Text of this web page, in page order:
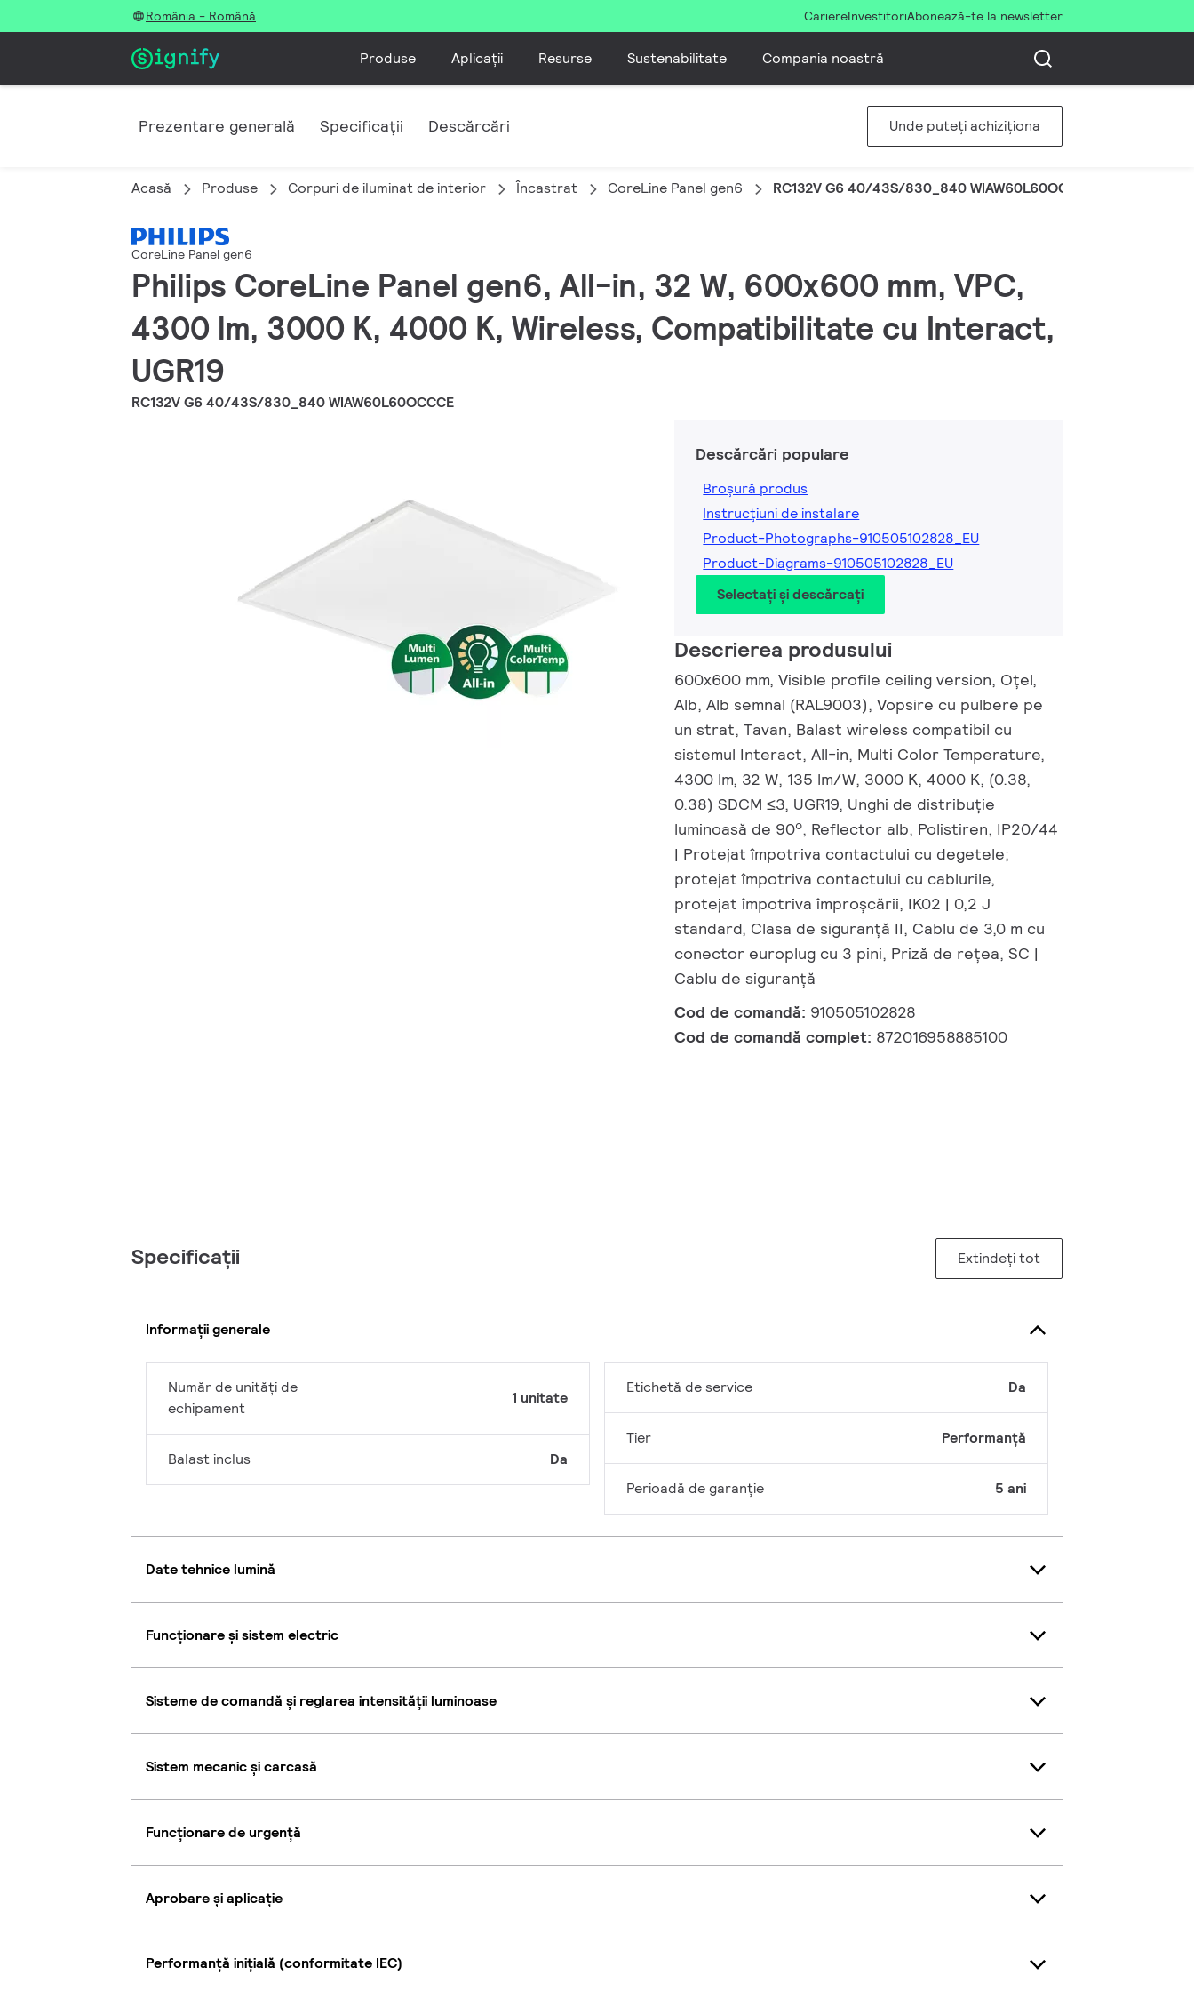
România - Română CariereInvestitoriAbonează-te la newsletter
Produse Aplicații Resurse Sustenabilitate Compania noastră
Prezentare generală Specificații Descărcări Unde puteți achiziționa
Acasă Produse Corpuri de iluminat de interior Încastrat CoreLine Panel gen6 RC132V G6 40/43S/830_840 WIAW60L60OCCCE
CoreLine Panel gen6
Philips CoreLine Panel gen6, All-in, 32 W, 600x600 mm, VPC,
4300 lm, 3000 K, 4000 K, Wireless, Compatibilitate cu Interact,
UGR19
RC132V G6 40/43S/830_840 WIAW60L60OCCCE
Descărcări populare
Broșură produs
Instrucțiuni de instalare
Product-Photographs-910505102828_EU
Product-Diagrams-910505102828_EU
Selectați și descărcați
Descrierea produsului
600x600 mm, Visible profile ceiling version, Oțel,
Alb, Alb semnal (RAL9003), Vopsire cu pulbere pe
un strat, Tavan, Balast wireless compatibil cu
sistemul Interact, All-in, Multi Color Temperature,
4300 lm, 32 W, 135 lm/W, 3000 K, 4000 K, (0.38,
0.38) SDCM ≤3, UGR19, Unghi de distribuție
luminoasă de 90º, Reflector alb, Polistiren, IP20/44
| Protejat împotriva contactului cu degetele;
protejat împotriva contactului cu cablurile,
protejat împotriva împroșcării, IK02 | 0,2 J
standard, Clasa de siguranță II, Cablu de 3,0 m cu
conector europlug cu 3 pini, Priză de rețea, SC |
Cablu de siguranță
Cod de comandă: 910505102828
Cod de comandă complet: 872016958885100
Specificații Extindeți tot
Informații generale
Număr de unități de
echipament
1 unitate
Balast inclus Da
Etichetă de service Da
Tier Performanță
Perioadă de garanţie 5 ani
Date tehnice lumină
Funcționare și sistem electric
Sisteme de comandă și reglarea intensității luminoase
Sistem mecanic și carcasă
Funcționare de urgență
Aprobare și aplicație
Performanță inițială (conformitate IEC)